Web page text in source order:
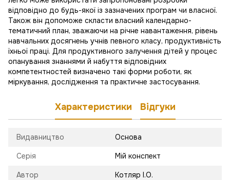
відповідно до будь-якої із зазначених програм чи власної.
Також він допоможе скласти власний календарно-
тематичний план, зважаючи на річне навантаження, рівень
навчальних досягнень учнів певного класу, продуктивність
їхньої праці. Для продуктивного залучення дітей у процес
опанування знаннями й набуття відповідних
компетентностей визначено такі форми роботи, як
міркування, дослідження та практичне застосування.
Характеристики Відгуки
Видавництво Основа
Серія Мій конспект
Автор Котляр І.О.